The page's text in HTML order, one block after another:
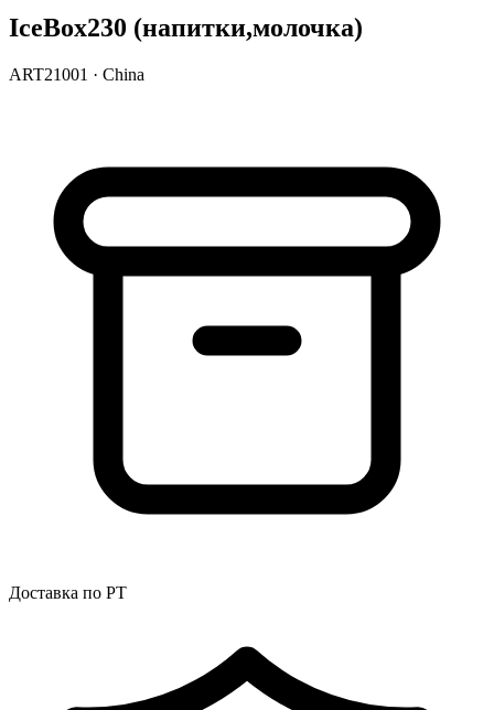
IceBox230 (напитки,молочка)
ART21001 · China
Доставка по РТ